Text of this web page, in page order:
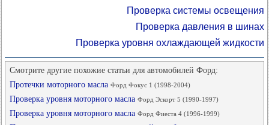
Проверка системы освещения
Проверка давления в шинах
Проверка уровня охлаждающей жидкости
Смотрите другие похожие статьи для автомобилей Форд:
Протечки моторного масла Форд Фокус 1 (1998-2004)
Проверка уровня моторного масла Форд Эскорт 5 (1990-1997)
Проверка уровня моторного масла Форд Фиеста 4 (1996-1999)